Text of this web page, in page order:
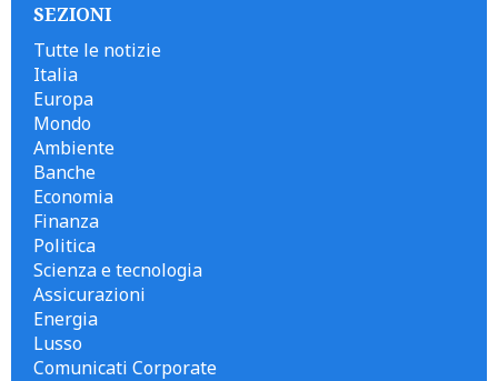
SEZIONI
Tutte le notizie
Italia
Europa
Mondo
Ambiente
Banche
Economia
Finanza
Politica
Scienza e tecnologia
Assicurazioni
Energia
Lusso
Comunicati Corporate